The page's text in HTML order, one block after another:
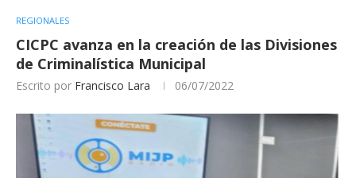
REGIONALES
CICPC avanza en la creación de las Divisiones
de Criminalística Municipal
Escrito por Francisco Lara 06/07/2022